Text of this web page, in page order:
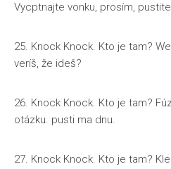
Vycptnajte vonku, prosím,
25. Knock Knock. Kto je tam?
veríš, že ideš?
26. Knock Knock. Kto je tam?
otázku. pusti ma dnu.
27. Knock Knock. Kto je tam?